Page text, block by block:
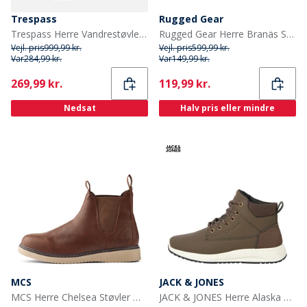
Trespass
Trespass Herre Vandrestøvler Brun
Vejl. pris999,99 kr.
Var284,99 kr.
Current
269,99 kr.
Nedsat
Rugged Gear
Rugged Gear Herre Branäs Støvler Sort
Vejl. pris599,99 kr.
Var149,99 kr.
Current
119,99 kr.
Halv pris eller mindre
MCS
MCS Herre Chelsea Støvler Mørk Camel
JACK & JONES
JACK & JONES Herre Alaska PU Nubuck Støvler Cappucino